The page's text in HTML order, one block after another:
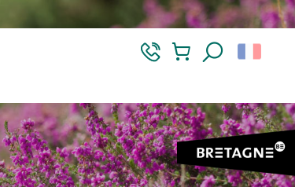
L’accès reste autorisé de 5h à 21h.